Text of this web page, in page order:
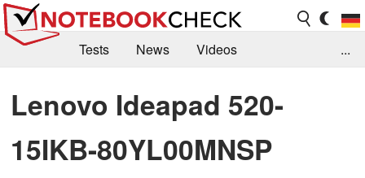
Tests News
Videos
Kaufberatung
Deals Suche
Jobs
Forum
...
Lenovo Ideapad 520-
15IKB-80YL00MNSP